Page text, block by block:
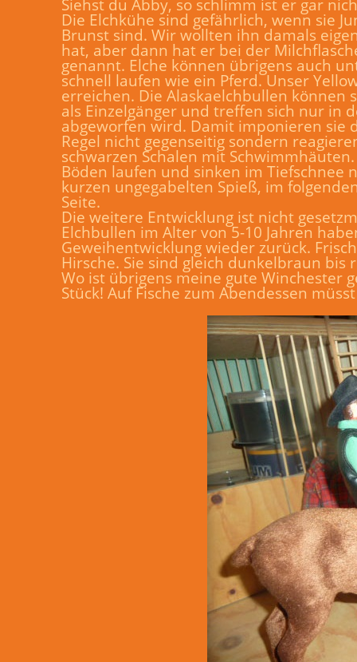
Siehst du Abby, so schlimm ist er gar
Die Elchkühe sind gefährlich, wenn sie
Brunst sind. Wir wollten ihn damals
hat, aber dann hat er bei der
genannt. Elche können übrigens auch
schnell laufen wie ein Pferd. Unser
erreichen. Die Alaskaelchbullen können
als Einzelgänger und treffen sich nur in
abgeworfen wird. Damit imponieren sie
Regel nicht gegenseitig sondern
schwarzen Schalen mit
Böden laufen und sinken im Tiefschnee
kurzen ungegabelten Spieß, im
Seite.
Die weitere Entwicklung ist nicht
Elchbullen im Alter von 5-10 Jahren
Geweihentwicklung wieder zurück.
Hirsche. Sie sind gleich dunkelbraun bis
Wo ist übrigens meine gute Winchester
Stück! Auf Fische zum Abendessen